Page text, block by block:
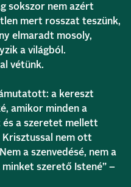
sokszor nem azért
mert rosszat teszünk,
elmaradt mosoly,
a világból.
vétünk.
a kereszt
amikor minden a
és a szeretet mellett
nem ott
a szenvedésé, nem a
minket szerető Istené” –